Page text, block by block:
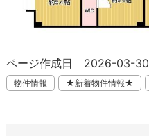
ページ作成日 2026-03-30
物件情報 ★新着物件情報★